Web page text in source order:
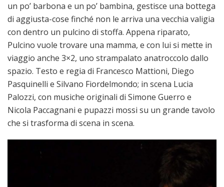
un po’ barbona e un po’ bambina, gestisce una bottega
di aggiusta-cose finché non le arriva una vecchia valigia
con dentro un pulcino di stoffa. Appena riparato,
Pulcino vuole trovare una mamma, e con lui si mette in
viaggio anche 3×2, uno strampalato anatroccolo dallo
spazio. Testo e regia di Francesco Mattioni, Diego
Pasquinelli e Silvano Fiordelmondo; in scena Lucia
Palozzi, con musiche originali di Simone Guerro e
Nicola Paccagnani e pupazzi mossi su un grande tavolo
che si trasforma di scena in scena.